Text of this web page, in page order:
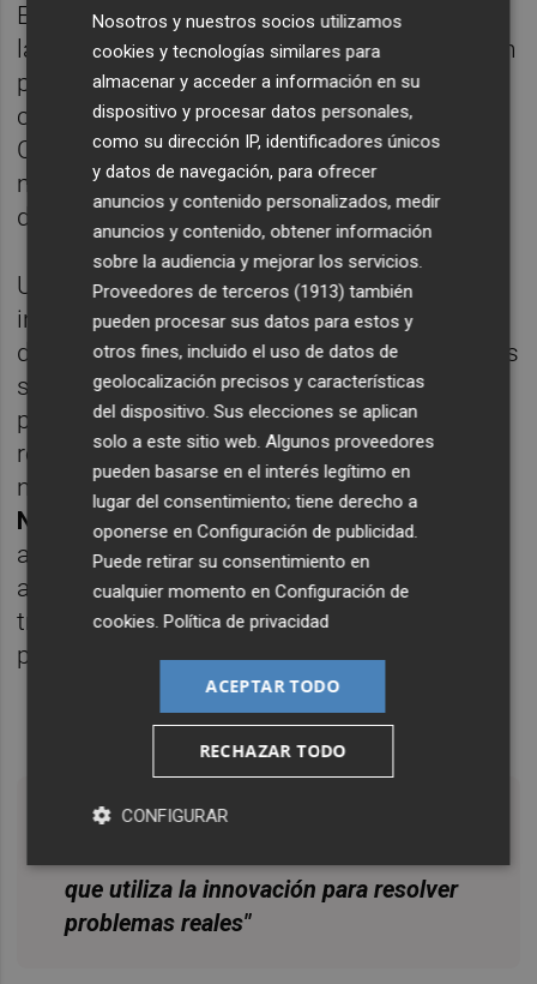
El éxito de esta iniciativa ha superado todas
las expectativas. Más de 5.000 personas han
participado entre las dos grandes jornadas
centrales del CongresFest y Murcia Smart
City Talent, dos de los eventos más
multitudinarios y relevantes de todo el Tour
del Talento celebrado en nuestra ciudad.
Una respuesta que demuestra el enorme
interés que existe por los temas que están
definiendo el presente y el futuro de nuestras
sociedades, y donde hemos tenido el
privilegio de contar con algunos de los
referentes más destacados del panorama
nacional. Figuras comoMarc Vidal, Toni
Nadal o Emilio Durócompartieron con los
asistentes sus experiencias, reflexiones y
aprendizajes sobre liderazgo, innovación,
transformación digital, actitud y desarrollo
personal.
Una ciudad inteligente no es la que
que utiliza la innovación para resolver
problemas reales"
Nosotros y nuestros socios utilizamos
cookies y tecnologías similares para
almacenar y acceder a información en su
dispositivo y procesar datos personales,
como su dirección IP, identificadores únicos
y datos de navegación, para ofrecer
anuncios y contenido personalizados, medir
anuncios y contenido, obtener información
sobre la audiencia y mejorar los servicios.
Proveedores de terceros (1913) también
pueden procesar sus datos para estos y
otros fines, incluido el uso de datos de
geolocalización precisos y características
del dispositivo. Sus elecciones se aplican
solo a este sitio web. Algunos proveedores
pueden basarse en el interés legítimo en
lugar del consentimiento; tiene derecho a
oponerse enConfiguración de publicidad.
Puede retirar su consentimiento en
cualquier momento enConfiguración de
cookies.Política de privacidad
ACEPTAR TODO
RECHAZAR TODO
CONFIGURAR